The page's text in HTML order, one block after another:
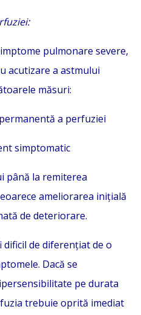
pulmonare severe,
acutizare a astmului
măsuri:
a perfuziei
simptomatic
până la remiterea
ameliorarea iniţială
de deteriorare.
de diferenţiat de o
Dacă se
pe durata
trebuie oprită imediat